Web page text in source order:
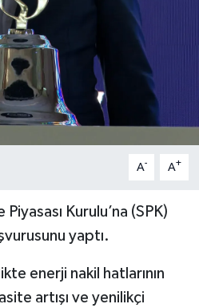
A- A+
Kurulu’na (SPK)
yaptı.
enerji nakil hatlarının
artışı ve yenilikçi